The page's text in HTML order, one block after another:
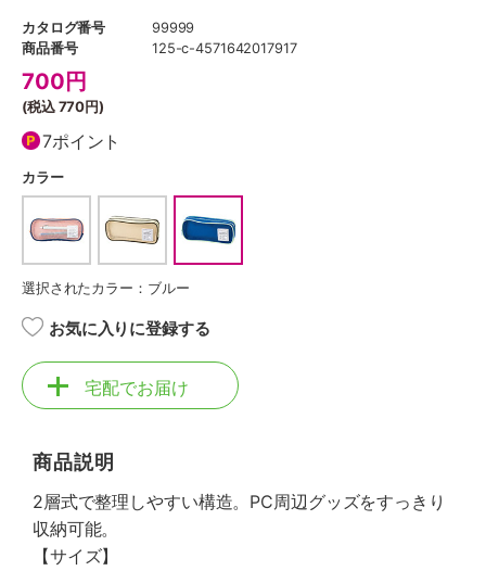
カタログ番号
99999
商品番号
125-c-4571642017917
700 円
(税込770円)
7ポイント
カラー
選択されたカラー：ブルー
お気に入りに登録する
宅配でお届け
商品説明
2層式で整理しやすい構造。PC周辺グッズをすっきり
収納可能。
【サイズ】